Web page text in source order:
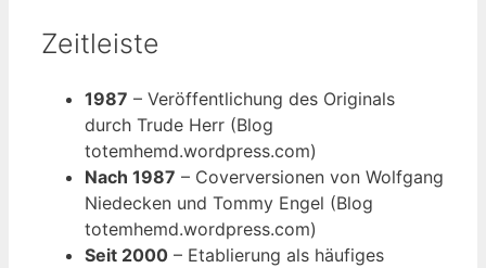
Zeitleiste
1987 – Veröffentlichung des Originals
durch Trude Herr (Blog
totemhemd.wordpress.com)
Nach 1987 – Coverversionen von Wolfgang
Niedecken und Tommy Engel (Blog
totemhemd.wordpress.com)
Seit 2000 – Etablierung als häufiges